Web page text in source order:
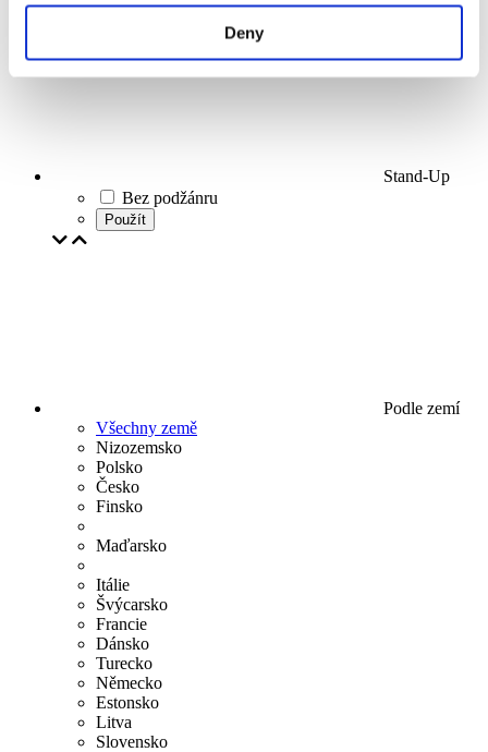
Deny
Stand-Up
Bez podžánru
Použít
Podle zemí
Všechny země
Nizozemsko
Polsko
Česko
Finsko
Maďarsko
Itálie
Švýcarsko
Francie
Dánsko
Turecko
Německo
Estonsko
Litva
Slovensko